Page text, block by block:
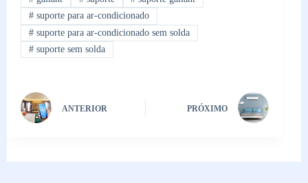
#suporte para ar-condicionado
#suporte para ar-condicionado sem solda
#suporte sem solda
ANTERIOR PRÓXIMO